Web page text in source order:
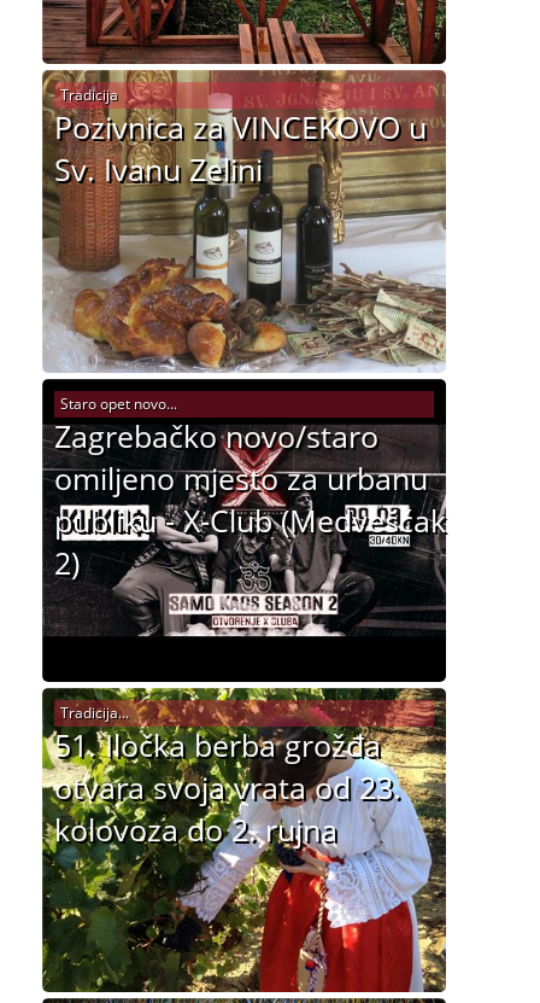
Pozivnica za VINCEKOVO u
Sv. Ivanu Zelini
Tradicija
Zagrebačko novo/staro
omiljeno mjesto za urbanu
publiku - X-Club (Medvešćak
2)
Staro opet novo...
51. Iločka berba grožđa
otvara svoja vrata od 23.
kolovoza do 2. rujna
Tradicija...